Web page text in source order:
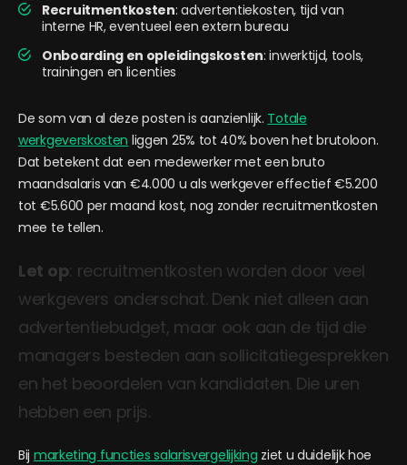
Recruitmentkosten: advertentiekosten, tijd van
interne HR, eventueel een extern bureau
Onboarding en opleidingskosten: inwerktijd, tools,
trainingen en licenties
De som van al deze posten is aanzienlijk. Totale
werkgeverskosten liggen 25% tot 40% boven het brutoloon.
Dat betekent dat een medewerker met een bruto
maandsalaris van €4.000 u als werkgever effectief €5.200
tot €5.600 per maand kost, nog zonder recruitmentkosten
mee te tellen.
Let op: recruitmentkosten worden door veel
werkgevers onderschat. Denk niet alleen aan
advertentiebudget, maar ook aan de tijd die
managers besteden aan sollicitatiegesprekken
en het beoordelen van kandidaten. Die uren
hebben een prijs.
Bij marketing functies salarisvergelijking ziet u duidelijk hoe